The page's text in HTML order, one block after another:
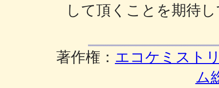
して頂くことを期待
著作権： エコケミスト
ム